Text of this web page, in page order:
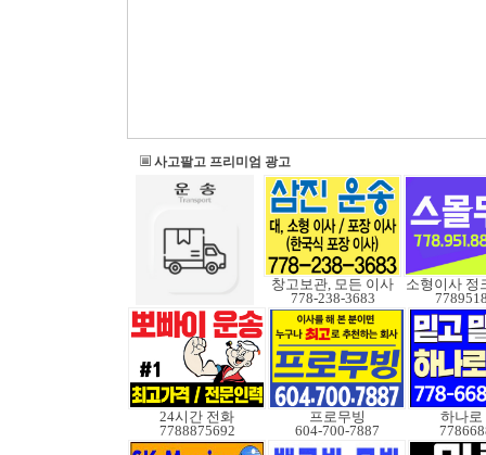
사고팔고 프리미엄 광고
창고보관, 모든 이사
778-238-3683
24시간 전화
7788875692
프로무빙
604-700-7887
하나로